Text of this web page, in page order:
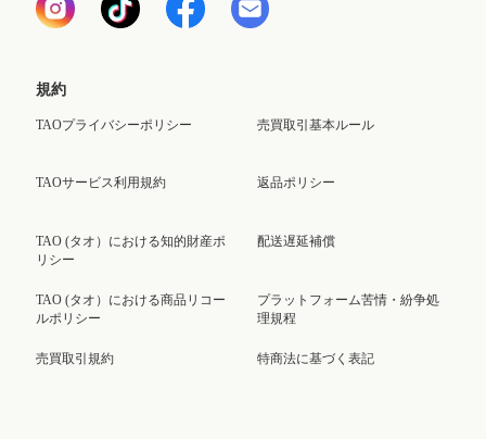
規約
TAOプライバシーポリシー
TAOサービス利用規約
TAO (タオ）における知的財産ポ
リシー
TAO (タオ）における商品リコー
ルポリシー
売買取引規約
売買取引基本ルール
返品ポリシー
配送遅延補償
プラットフォーム苦情・紛争処
理規程
特商法に基づく表記